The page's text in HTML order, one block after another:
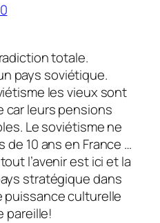
totale.
pays soviétique.
les vieux sont
car leurs pensions
Le soviétisme ne
de 10 ans en France …
l’avenir est ici et la
stratégique dans
puissance culturelle
pareille!